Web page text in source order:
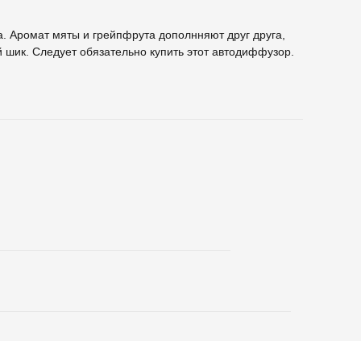
мяты и грейпфрута дополнняют друг друга,
Следует обязательно купить этот автодиффузор.